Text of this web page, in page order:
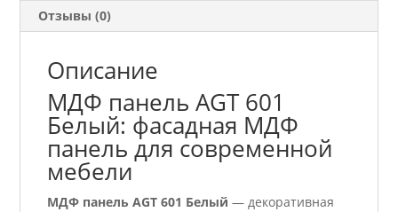
Отзывы (0)
Описание
МДФ панель AGT 601
Белый: фасадная МДФ
панель для современной
мебели
МДФ панель AGT 601 Белый — декоративная